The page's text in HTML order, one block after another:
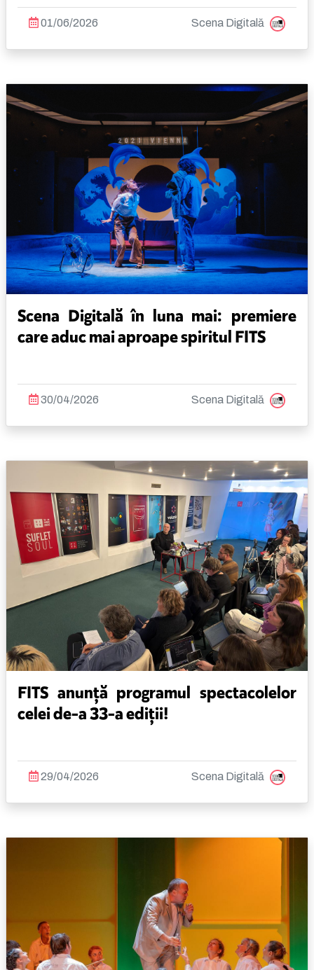
01/06/2026 Scena Digitală
Scena Digitală în luna mai: premiere
care aduc mai aproape spiritul FITS
30/04/2026 Scena Digitală
FITS anunță programul spectacolelor
celei de-a 33-a ediții!
29/04/2026 Scena Digitală